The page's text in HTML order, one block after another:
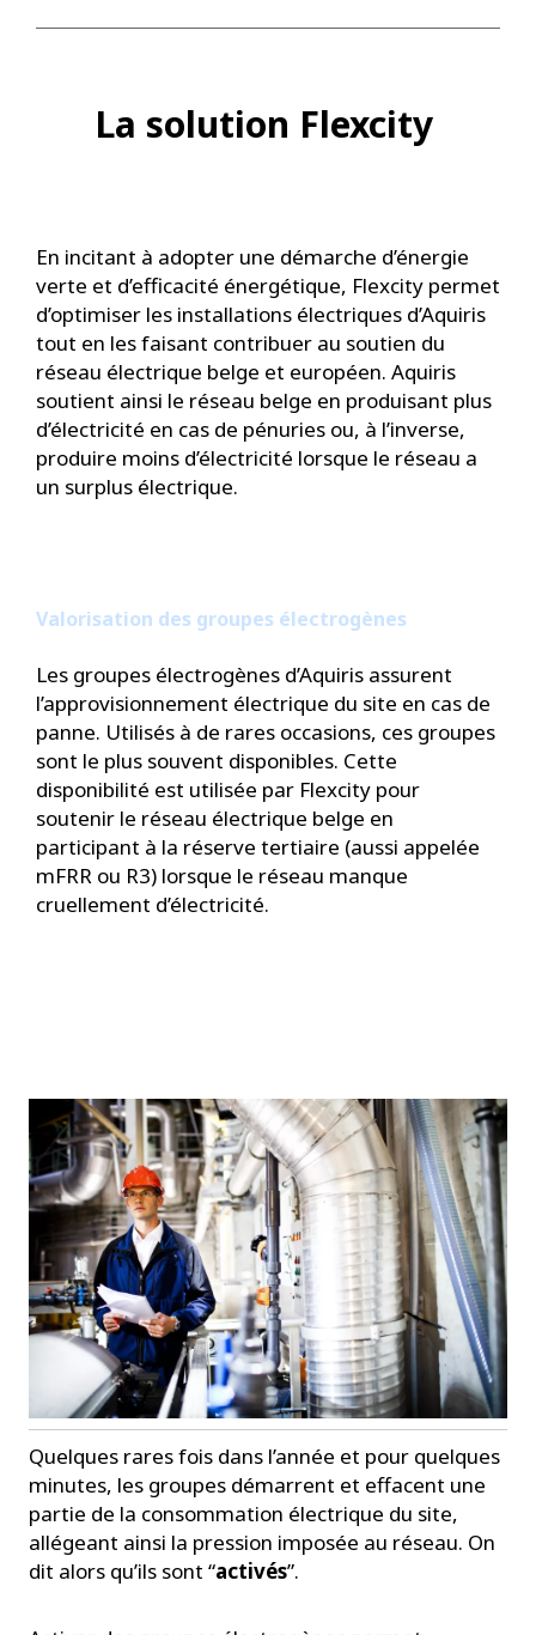
La solution Flexcity
En incitant à adopter une démarche d’énergie
verte et d’efficacité énergétique, Flexcity permet
d’optimiser les installations électriques d’Aquiris
tout en les faisant contribuer au soutien du
réseau électrique belge et européen. Aquiris
soutient ainsi le réseau belge en produisant plus
d’électricité en cas de pénuries ou, à l’inverse,
produire moins d’électricité lorsque le réseau a
un surplus électrique.
Valorisation des groupes électrogènes
Les groupes électrogènes d’Aquiris assurent
l’approvisionnement électrique du site en cas de
panne. Utilisés à de rares occasions, ces groupes
sont le plus souvent disponibles. Cette
disponibilité est utilisée par Flexcity pour
soutenir le réseau électrique belge en
participant à la réserve tertiaire (aussi appelée
mFRR ou R3) lorsque le réseau manque
cruellement d’électricité.
Quelques rares fois dans l’année et pour quelques
minutes, les groupes démarrent et effacent une
partie de la consommation électrique du site,
allégeant ainsi la pression imposée au réseau. On
dit alors qu’ils sont “activés”.